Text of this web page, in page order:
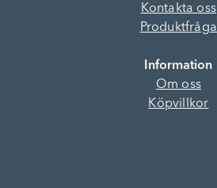
Kontakta oss
Produktfråga
Information
Om oss
Köpvillkor